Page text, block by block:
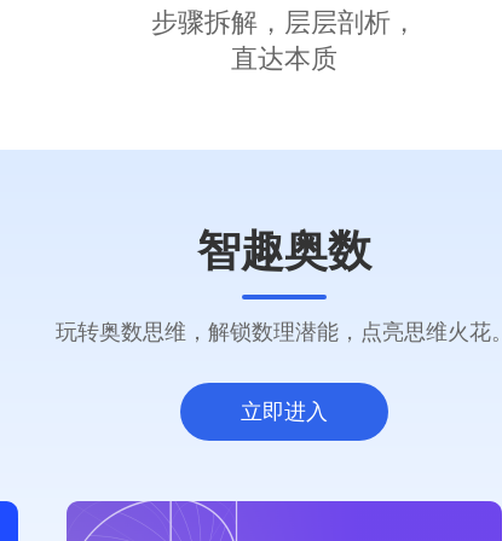
步骤拆解，层层剖析，
直达本质
智趣奥数
玩转奥数思维，解锁数理潜能，点亮思维火花。
立即进入